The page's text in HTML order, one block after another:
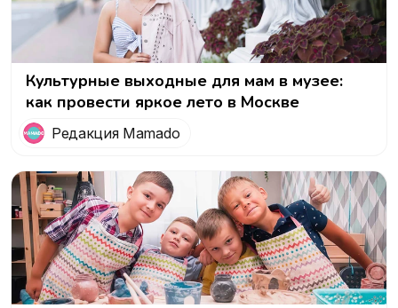
Культурные выходные для мам в музее:
как провести яркое лето в Москве
Редакция Mamado